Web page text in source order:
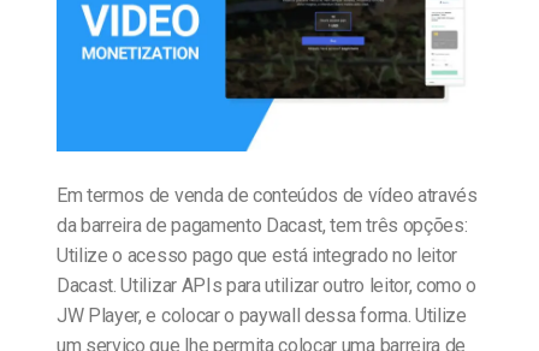
Em termos de venda de conteúdos de vídeo através
da barreira de pagamento Dacast, tem três opções:
Utilize o acesso pago que está integrado no leitor
Dacast. Utilizar APIs para utilizar outro leitor, como o
JW Player, e colocar o paywall dessa forma. Utilize
um serviço que lhe permita colocar uma barreira de